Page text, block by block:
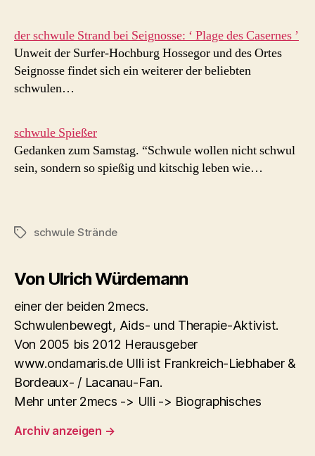
der schwule Strand bei Seignosse: ‘ Plage des Casernes ’
Unweit der Surfer-Hochburg Hossegor und des Ortes
Seignosse findet sich ein weiterer der beliebten
schwulen…
schwule Spießer
Gedanken zum Samstag. “Schwule wollen nicht schwul
sein, sondern so spießig und kitschig leben wie…
Schlagwörter
schwule Strände
Von Ulrich Würdemann
einer der beiden 2mecs.
Schwulenbewegt, Aids- und Therapie-Aktivist.
Von 2005 bis 2012 Herausgeber
www.ondamaris.de Ulli ist Frankreich-Liebhaber &
Bordeaux- / Lacanau-Fan.
Mehr unter 2mecs -> Ulli -> Biographisches
Archiv anzeigen →